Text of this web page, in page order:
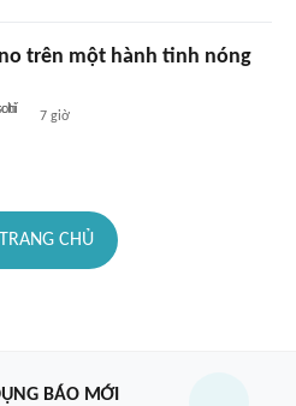
trên một hành tinh nóng
7 giờ
CHỦ
BÁO MỚI